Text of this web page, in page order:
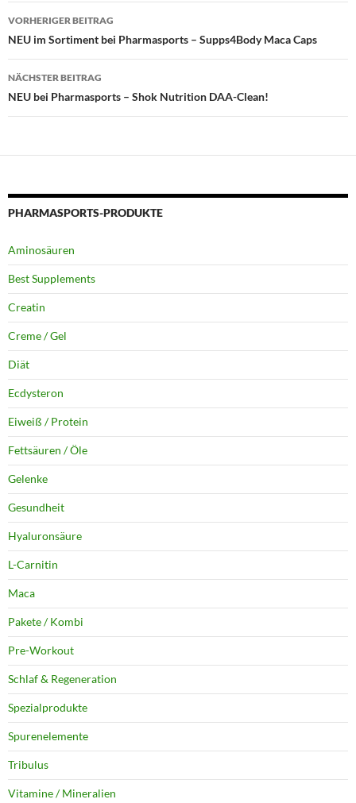
Beitragsnavigation
VORHERIGER BEITRAG
NEU im Sortiment bei Pharmasports – Supps4Body Maca Caps
NÄCHSTER BEITRAG
NEU bei Pharmasports – Shok Nutrition DAA-Clean!
PHARMASPORTS-PRODUKTE
Aminosäuren
Best Supplements
Creatin
Creme / Gel
Diät
Ecdysteron
Eiweiß / Protein
Fettsäuren / Öle
Gelenke
Gesundheit
Hyaluronsäure
L-Carnitin
Maca
Pakete / Kombi
Pre-Workout
Schlaf & Regeneration
Spezialprodukte
Spurenelemente
Tribulus
Vitamine / Mineralien